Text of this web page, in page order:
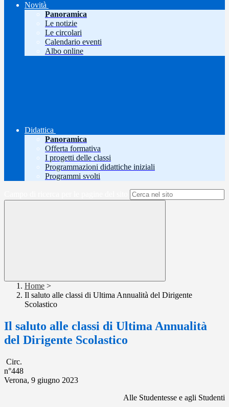
Novità
Panoramica
Le notizie
Le circolari
Calendario eventi
Albo online
Didattica
Panoramica
Offerta formativa
I progetti delle classi
Programmazioni didattiche iniziali
Programmi svolti
Home >
Il saluto alle classi di Ultima Annualità del Dirigente
Scolastico
Il saluto alle classi di Ultima Annualità
del Dirigente Scolastico
Circ.
n°448
Verona, 9 giugno 2023
Alle Studentesse e agli Studenti